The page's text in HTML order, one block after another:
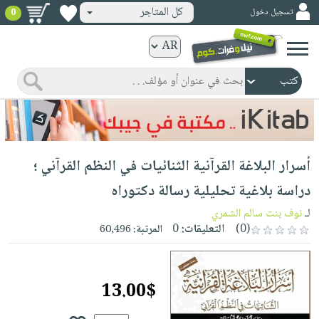
ورقية
المواضيع
صدر
حديثاً
الأكثر
مبيعاً
جوائز
شحن
مخفض
عروض
خاصة
صفحات
مشوقة
كتب
الكترونية
الرئيسية
صدر
حديثاً
الأكثر
مبيعاً
كتب
مجانية
كتب
صوتية
الصفحة
الرئيسية
masmu3
بلا
حدود
أطفال
وناشئة
الصفحةوسائل
تسجيل دخول كل المتاجر 0
أسرار البلاغة القرآنية الثنائيات في النظم القرآني ؛
دراسة بلاغية تحليلية رسالة دكتوراه
لـنوف بنت سالم الشمري
(0)
التعليقات:0 المرتبة:60,496
13.00$